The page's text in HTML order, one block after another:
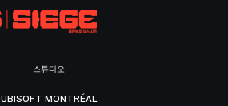
스튜디오
UBISOFT MONTRÉAL